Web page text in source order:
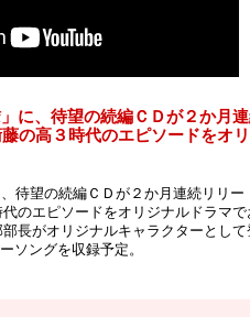
に、待望の続編ＣＤが２か月
の高３時代のエピソードをオ
待望の続編ＣＤが２か月連続リリー
のエピソードをオリジナルドラマで
長がオリジナルキャラクターとして
ソングを収録予定。